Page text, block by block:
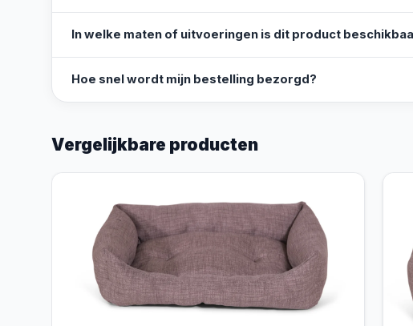
In welke maten of uitvoeringen is dit product
Hoe snel wordt mijn bestelling bezorgd?
Vergelijkbare producten